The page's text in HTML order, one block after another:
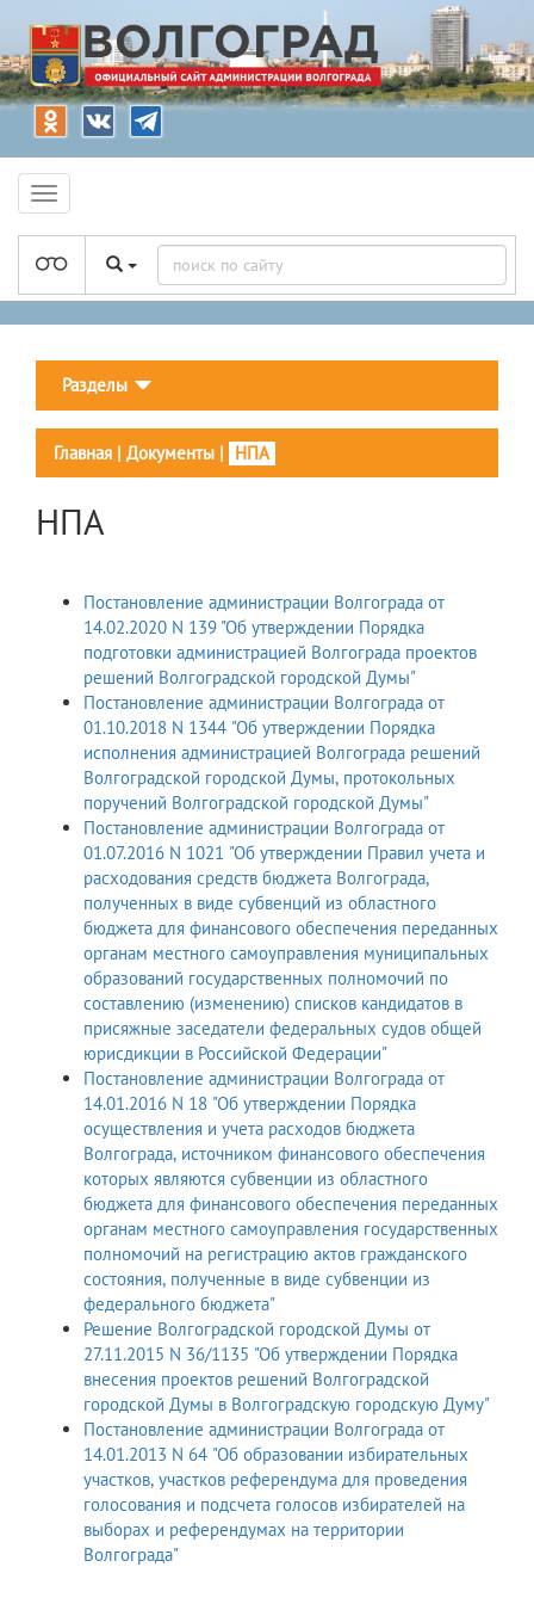
Разделы
Главная | Документы | НПА
НПА
Постановление администрации Волгограда от
14.02.2020 N 139 "Об утверждении Порядка
подготовки администрацией Волгограда проектов
решений Волгоградской городской Думы"
Постановление администрации Волгограда от
01.10.2018 N 1344 "Об утверждении Порядка
исполнения администрацией Волгограда решений
Волгоградской городской Думы, протокольных
поручений Волгоградской городской Думы"
Постановление администрации Волгограда от
01.07.2016 N 1021 "Об утверждении Правил учета и
расходования средств бюджета Волгограда,
полученных в виде субвенций из областного
бюджета для финансового обеспечения переданных
органам местного самоуправления муниципальных
образований государственных полномочий по
составлению (изменению) списков кандидатов в
присяжные заседатели федеральных судов общей
юрисдикции в Российской Федерации"
Постановление администрации Волгограда от
14.01.2016 N 18 "Об утверждении Порядка
осуществления и учета расходов бюджета
Волгограда, источником финансового обеспечения
которых являются субвенции из областного
бюджета для финансового обеспечения переданных
органам местного самоуправления государственных
полномочий на регистрацию актов гражданского
состояния, полученные в виде субвенции из
федерального бюджета"
Решение Волгоградской городской Думы от
27.11.2015 N 36/1135 "Об утверждении Порядка
внесения проектов решений Волгоградской
городской Думы в Волгоградскую городскую Думу"
Постановление администрации Волгограда от
14.01.2013 N 64 "Об образовании избирательных
участков, участков референдума для проведения
голосования и подсчета голосов избирателей на
выборах и референдумах на территории
Волгограда"